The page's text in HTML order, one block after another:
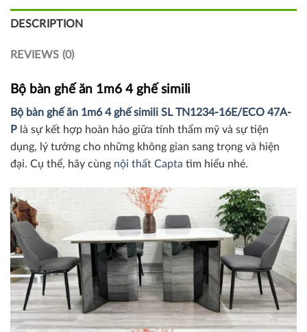
DESCRIPTION
REVIEWS (0)
Bộ bàn ghế ăn 1m6 4 ghế simili
Bộ bàn ghế ăn 1m6 4 ghế simili SL TN1234-16E/ECO 47A-
P là sự kết hợp hoàn hảo giữa tính thẩm mỹ và sự tiện
dụng, lý tưởng cho những không gian sang trọng và hiện
đại. Cụ thể, hãy cùng nội thất Capta tìm hiểu nhé.